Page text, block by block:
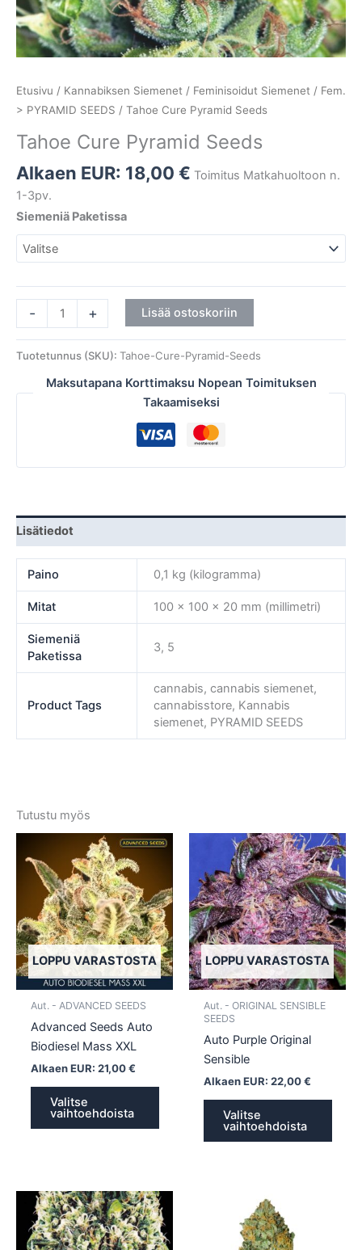
Etusivu / Kannabiksen Siemenet / Feminisoidut Siemenet / Fem.
> PYRAMID SEEDS / Tahoe Cure Pyramid Seeds
Tahoe Cure Pyramid Seeds
Alkaen EUR: 18,00 € Toimitus Matkahuoltoon n.
1-3pv.
Siemeniä Paketissa
- + Lisää ostoskoriin
Tuotetunnus (SKU): Tahoe-Cure-Pyramid-Seeds
Maksutapana Korttimaksu Nopean Toimituksen
Takaamiseksi
Lisätiedot
Paino 0,1 kg (kilogramma)
Mitat 100 × 100 × 20 mm (millimetri)
Siemeniä
Paketissa
3, 5
Product Tags
cannabis, cannabis siemenet,
cannabisstore, Kannabis
siemenet, PYRAMID SEEDS
Tutustu myös
LOPPU VARASTOSTA
Aut. - ADVANCED SEEDS
Advanced Seeds Auto
Biodiesel Mass XXL
Alkaen EUR: 21,00€
Valitse
vaihtoehdoista
Tällä
useampi
muunnelma.
Voit
tehdä
valinnat
LOPPU VARASTOSTA
Aut. - ORIGINAL SENSIBLE
SEEDS
Auto Purple Original
Sensible
Alkaen EUR: 22,00€
Valitse
vaihtoehdoista
Tällä
on
Voit
tehdä
Tällä
tuotteella
on